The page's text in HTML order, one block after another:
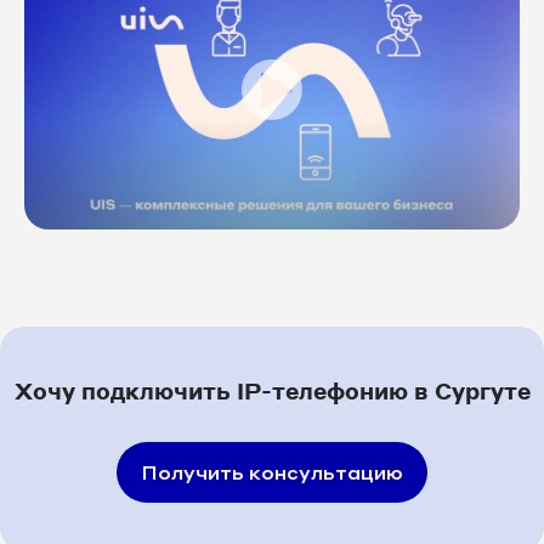
8 3462 31-23-30
8 3462 31-23-34
8 3462 31-23-35
Хочу подключить IP-телефонию в Сургуте
Получить консультацию